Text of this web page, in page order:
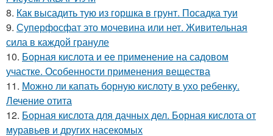
8. Как высадить тую из горшка в грунт. Посадка туи
9. Суперфосфат это мочевина или нет. Живительная
сила в каждой грануле
10. Борная кислота и ее применение на садовом
участке. Особенности применения вещества
11. Можно ли капать борную кислоту в ухо ребенку.
Лечение отита
12. Борная кислота для дачных дел. Борная кислота от
муравьев и других насекомых